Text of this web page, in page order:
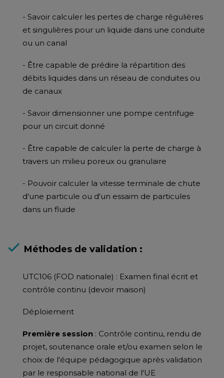
- Savoir calculer les pertes de charge régulières
et singulières pour un liquide dans une conduite
ou un canal
- Être capable de prédire la répartition des
débits liquides dans un réseau de conduites ou
de canaux
- Savoir dimensionner une pompe centrifuge
pour un circuit donné
- Être capable de calculer la perte de charge à
travers un milieu poreux ou granulaire
- Pouvoir calculer la vitesse terminale de chute
d'une particule ou d'un essaim de particules
dans un fluide
Méthodes de validation :
UTC106 (FOD nationale) : Examen final écrit et
contrôle continu (devoir maison)
Déploiement
Première session : Contrôle continu, rendu de
projet, soutenance orale et/ou examen selon le
choix de l'équipe pédagogique après validation
par le responsable national de l'UE